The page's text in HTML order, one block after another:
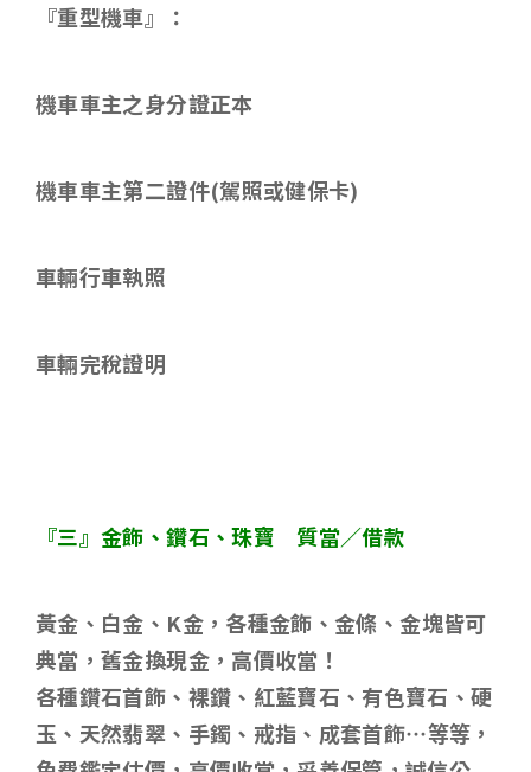
『重型機車』：
機車車主之身分證正本
機車車主第二證件(駕照或健保卡)
車輛行車執照
車輛完稅證明
『三』金飾、鑽石、珠寶 質當／借款
黃金、白金、 K金，各種金飾、金條、金塊皆可
典當，舊金換現金，高價收當！
各種鑽石首飾、裸鑽、紅藍寶石、有色寶石、硬
玉、天然翡翠、手鐲、戒指、成套首飾…等等，